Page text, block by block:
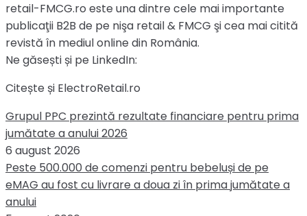
retail-FMCG.ro este una dintre cele mai importante
publicaţii B2B de pe nişa retail & FMCG şi cea mai citită
revistă în mediul online din România.
Ne găsești și pe LinkedIn:
Citește și ElectroRetail.ro
Grupul PPC prezintă rezultate financiare pentru prima
jumătate a anului 2026
6 august 2026
Peste 500.000 de comenzi pentru bebeluși de pe
eMAG au fost cu livrare a doua zi în prima jumătate a
anului